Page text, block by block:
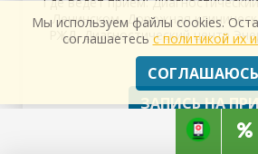
Ленинском, Дорожная
РЖД, Диагностический центр
ЗАПИСЬ НА
Мы используем файлы cookies.
соглашаетесь с политикой их
СОГЛАШАЮСЬ